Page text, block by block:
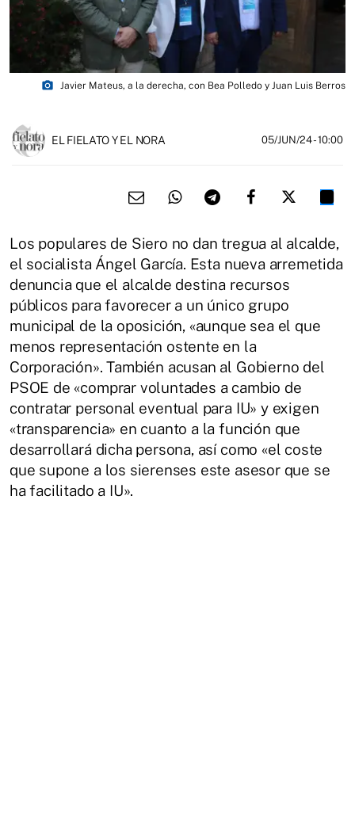
photo_camera Javier Mateus, a la derecha, con Bea Polledo y Juan Luis Berros
EL FIELATO Y EL NORA 05/JUN/24- 10:00
Los populares de Siero no dan tregua al alcalde,
el socialista Ángel García. Esta nueva arremetida
denuncia que el alcalde destina recursos
públicos para favorecer a un único grupo
municipal de la oposición, «aunque sea el que
menos representación ostente en la
Corporación». También acusan al Gobierno del
PSOE de «comprar voluntades a cambio de
contratar personal eventual para IU» y exigen
«transparencia» en cuanto a la función que
desarrollará dicha persona, así como «el coste
que supone a los sierenses este asesor que se
ha facilitado a IU».